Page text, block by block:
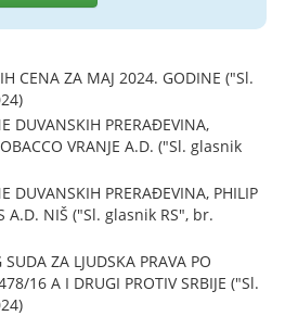
CENA ZA MAJ 2024. GODINE ("Sl.
DUVANSKIH PRERAĐEVINA,
VRANJE A.D. ("Sl. glasnik
DUVANSKIH PRERAĐEVINA, PHILIP
A.D. NIŠ ("Sl. glasnik RS", br.
ZA LJUDSKA PRAVA PO
16 A I DRUGI PROTIV SRBIJE ("Sl.